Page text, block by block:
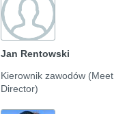
Jan Rentowski
Kierownik zawodów (Meet
Director)